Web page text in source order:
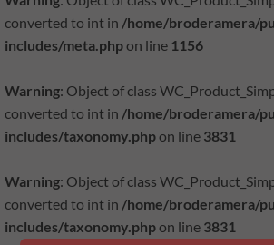
converted to int in /home/broderamera/
includes/meta.phpon line 1156
Warning: Object of class
converted to int in /home/broderamera/
includes/taxonomy.phpon line 3831
Warning: Object of class
converted to int in /home/broderamera/
includes/taxonomy.phpon line 3831